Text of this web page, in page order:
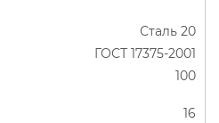
Сталь 20
ГОСТ 17375-2001
100
16